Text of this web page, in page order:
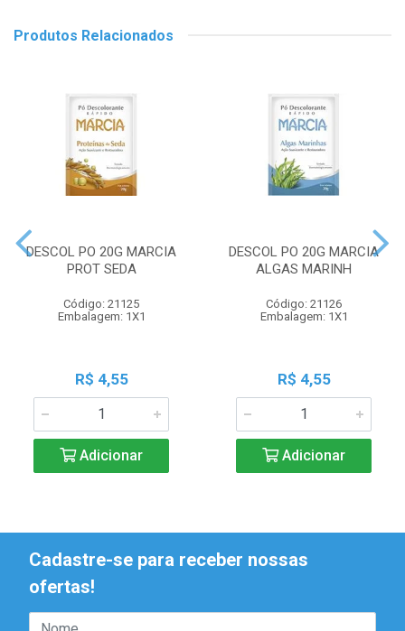
Produtos Relacionados
DESCOL PO 20G MARCIA
PROT SEDA
Código: 21125
Embalagem: 1X1
R$ 4,55
Adicionar
DESCOL PO 20G MARCIA
ALGAS MARINH
Código: 21126
Embalagem: 1X1
R$ 4,55
Adicionar
Cadastre-se para receber nossas
ofertas!